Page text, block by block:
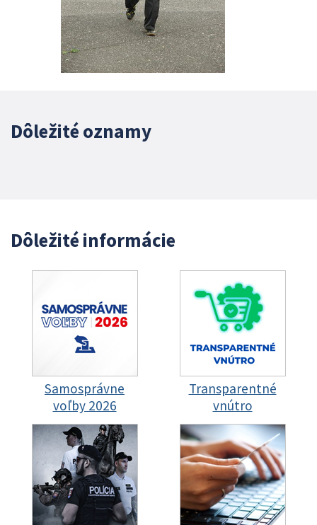
Dôležité oznamy
Dôležité informácie
Samosprávne
voľby 2026
Transparentné
vnútro